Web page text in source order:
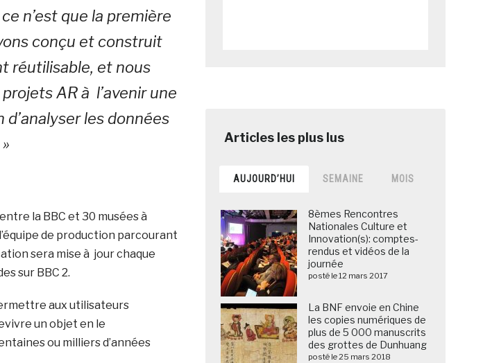
n’est que la première
conçu et construit
réutilisable, et nous
AR à l’avenir une
d’analyser les données
la BBC et 30 musées à
de production parcourant
sera mise à jour chaque
sur BBC 2.
aux utilisateurs
un objet en le
ou milliers d’années
AUJOURD’HUI SEMAINE MOIS
8èmes Rencontres
Nationales Culture et
Innovation(s): comptes-
rendus et vidéos de la
journée
posté le 12 mars 2017
La BNF envoie en Chine
les copies numériques de
plus de 5 000 manuscrits
des grottes de Dunhuang
posté le 25 mars 2018